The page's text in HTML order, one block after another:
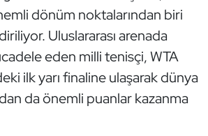
dönüm noktalarından biri
Uluslararası arenada
eden milli tenisçi, WTA
ilk yarı finaline ulaşarak dünya
da önemli puanlar kazanma